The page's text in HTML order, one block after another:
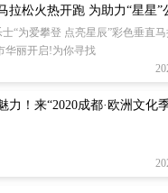
拉松火热开跑 为助力“星星”
士“为爱攀登 点亮星辰”彩色垂直
华丽开启!为你寻找
力！来“2020成都·欧洲文化